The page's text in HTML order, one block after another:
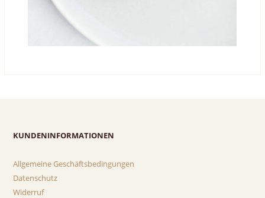
KUNDENINFORMATIONEN
Allgemeine Geschäftsbedingungen
Datenschutz
Widerruf